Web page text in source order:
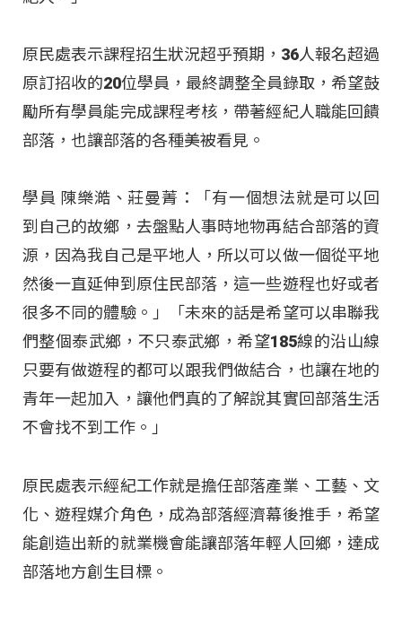
原民處表示課程招生狀況超乎預期，36人報名超過
原訂招收的20位學員，最終調整全員錄取，希望鼓
勵所有學員能完成課程考核，帶著經紀人職能回饋
部落，也讓部落的各種美被看見。
學員 陳樂澔、莊曼菁：「有一個想法就是可以回
到自己的故鄉，去盤點人事時地物再結合部落的資
源，因為我自己是平地人，所以可以做一個從平地
然後一直延伸到原住民部落，這一些遊程也好或者
很多不同的體驗。」「未來的話是希望可以串聯我
們整個泰武鄉，不只泰武鄉，希望185線的沿山線
只要有做遊程的都可以跟我們做結合，也讓在地的
青年一起加入，讓他們真的了解說其實回部落生活
不會找不到工作。」
原民處表示經紀工作就是擔任部落產業、工藝、文
化、遊程媒介角色，成為部落經濟幕後推手，希望
能創造出新的就業機會能讓部落年輕人回鄉，達成
部落地方創生目標。